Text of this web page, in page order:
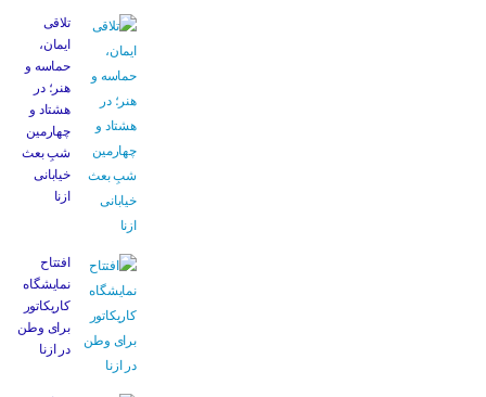
تلاقی
ایمان،
حماسه و
هنر؛ در
هشتاد و
چهارمین
شبِ بعث
خیابانی
ازنا
افتتاح
نمایشگاه
کاریکاتور
برای وطن
در ازنا